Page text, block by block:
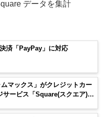
データを集計
済「PayPay」に対応
マックス」がクレジットカー
サービス「Square(スクエア)」